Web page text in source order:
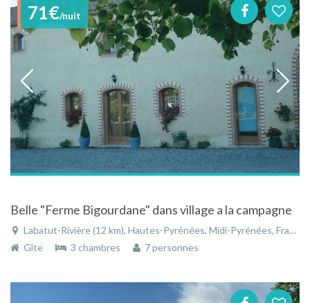
71€/nuit
Belle "Ferme Bigourdane" dans village a la campagne
Labatut-Rivière (12 km), Hautes-Pyrénées, Midi-Pyrénées, France
Gîte
3 chambres 7 personnes